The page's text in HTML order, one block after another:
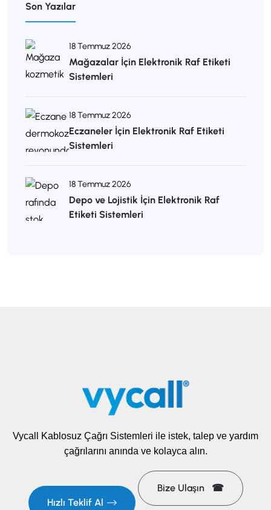
Son Yazılar
18 Temmuz 2026
Mağazalar İçin Elektronik Raf Etiketi
Sistemleri
18 Temmuz 2026
Eczaneler İçin Elektronik Raf Etiketi
Sistemleri
18 Temmuz 2026
Depo ve Lojistik İçin Elektronik Raf
Etiketi Sistemleri
Vycall Kablosuz Çağrı Sistemleri ile istek, talep ve yardım
çağrılarını anında ve kolayca alın.
Hızlı Teklif Al
Bize Ulaşın ☎